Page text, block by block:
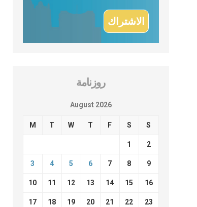
روزنامة
August 2026
M T W T F S S
1 2
3 4 5 6 7 8 9
10 11 12 13 14 15 16
17 18 19 20 21 22 23